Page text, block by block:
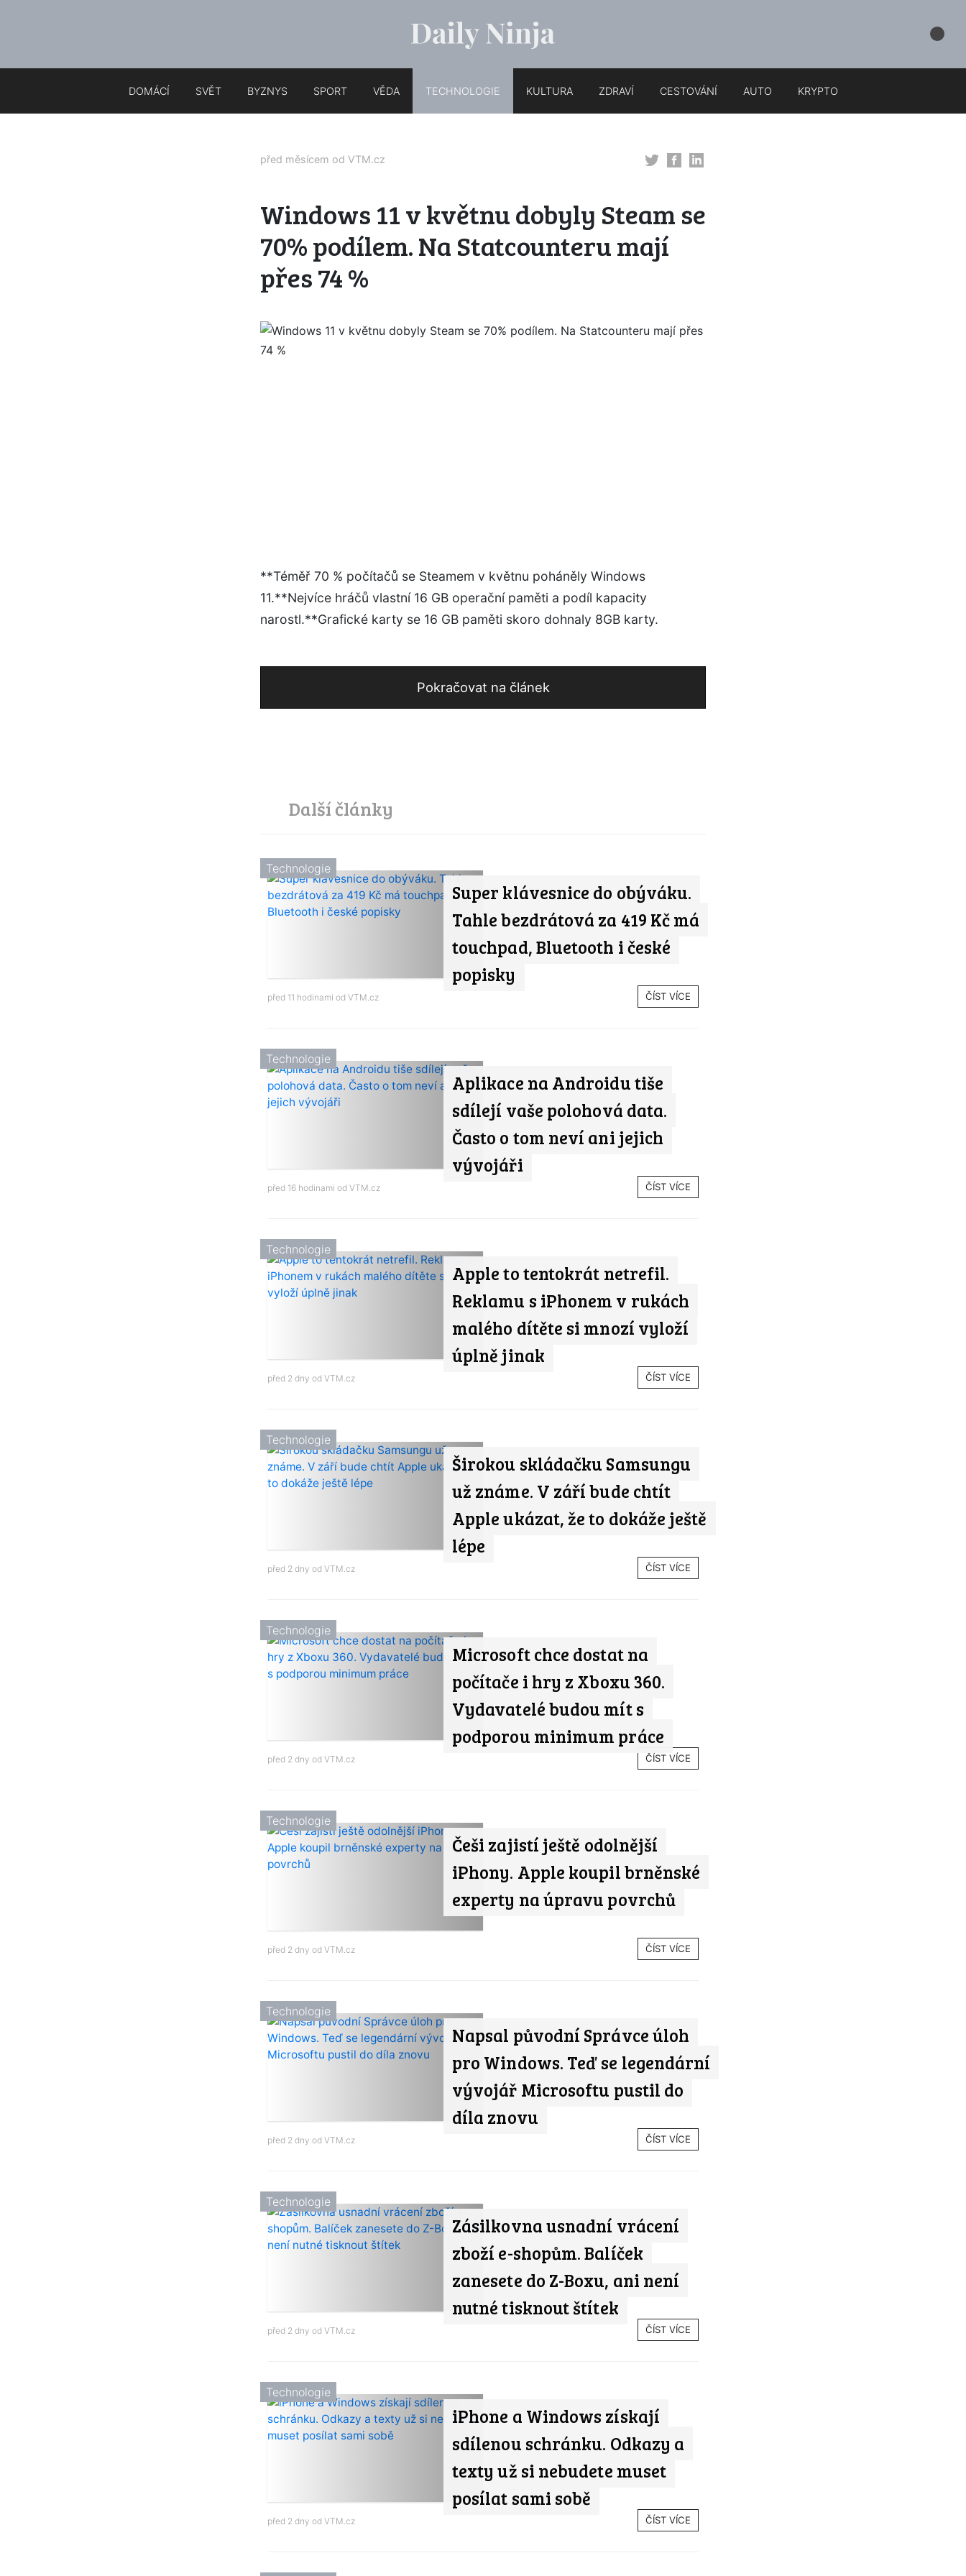
DOMÁCÍ SVĚT BYZNYS SPORT VĚDA TECHNOLOGIE KULTURA ZDRAVÍ CESTOVÁNÍ AUTO KRYPTO
před měsícem od VTM.cz
Windows 11 v květnu dobyly Steam se
70% podílem. Na Statcounteru mají
přes 74 %
**Téměř 70 % počítačů se Steamem v květnu poháněly Windows
11.**Nejvíce hráčů vlastní 16 GB operační paměti a podíl kapacity
narostl.**Grafické karty se 16 GB paměti skoro dohnaly 8GB karty.
Pokračovat na článek
Další články
Super klávesnice do obýváku.
Tahle bezdrátová za 419 Kč má
touchpad, Bluetooth i české
popisky
Technologie
před 11 hodinami od VTM.cz ČÍST VÍCE
Aplikace na Androidu tiše
sdílejí vaše polohová data.
Často o tom neví ani jejich
vývojáři
Technologie
před 16 hodinami od VTM.cz ČÍST VÍCE
Apple to tentokrát netrefil.
Reklamu s iPhonem v rukách
malého dítěte si mnozí vyloží
úplně jinak
Technologie
před 2 dny od VTM.cz ČÍST VÍCE
Širokou skládačku Samsungu
už známe. V září bude chtít
Apple ukázat, že to dokáže ještě
lépe
Technologie
před 2 dny od VTM.cz ČÍST VÍCE
Microsoft chce dostat na
počítače i hry z Xboxu 360.
Vydavatelé budou mít s
podporou minimum práce
Technologie
před 2 dny od VTM.cz ČÍST VÍCE
Češi zajistí ještě odolnější
iPhony. Apple koupil brněnské
experty na úpravu povrchů
Technologie
před 2 dny od VTM.cz ČÍST VÍCE
Napsal původní Správce úloh
pro Windows. Teď se legendární
vývojář Microsoftu pustil do
díla znovu
Technologie
před 2 dny od VTM.cz ČÍST VÍCE
Zásilkovna usnadní vrácení
zboží e-shopům. Balíček
zanesete do Z-Boxu, ani není
nutné tisknout štítek
Technologie
před 2 dny od VTM.cz ČÍST VÍCE
iPhone a Windows získají
sdílenou schránku. Odkazy a
texty už si nebudete muset
posílat sami sobě
Technologie
před 2 dny od VTM.cz ČÍST VÍCE